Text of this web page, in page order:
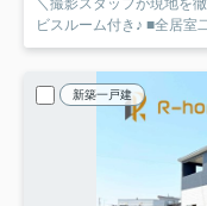
＼撮影スタッフが現地を
ビスルーム付き♪ ■全居室
新築一戸建